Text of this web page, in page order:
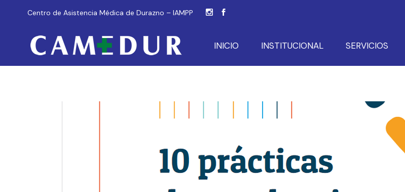
Centro de Asistencia Médica de Durazno – IAMPP
INICIO INSTITUCIONAL SERVICIOS